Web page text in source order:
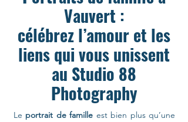
Vauvert :
célébrez l’amour et les
liens qui vous unissent
au Studio 88
Photography
Le portrait de famille est bien plus qu’une